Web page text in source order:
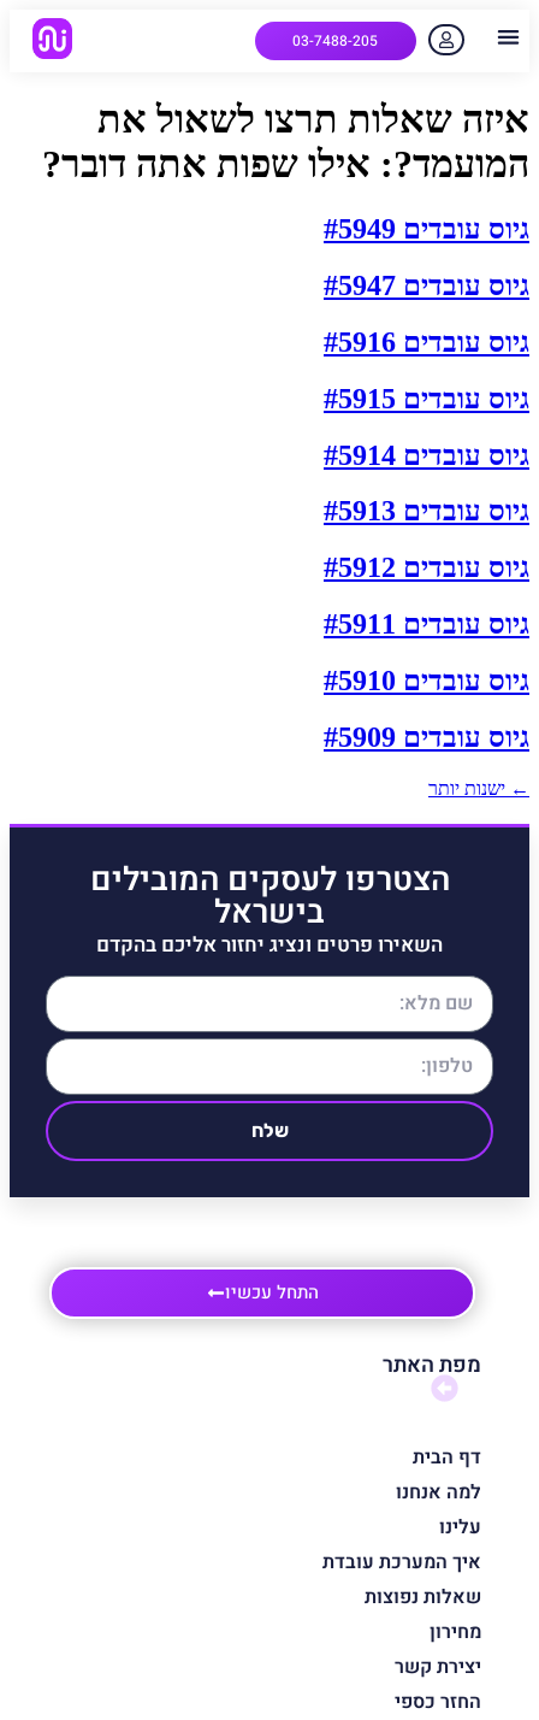
03-7488-205
איזה שאלות תרצו לשאול את
המועמד?: אילו שפות אתה דובר?
גיוס עובדים #5949
גיוס עובדים #5947
גיוס עובדים #5916
גיוס עובדים #5915
גיוס עובדים #5914
גיוס עובדים #5913
גיוס עובדים #5912
גיוס עובדים #5911
גיוס עובדים #5910
גיוס עובדים #5909
← ישנות יותר
הצטרפו לעסקים המובילים
בישראל
השאירו פרטים ונציג יחזור אליכם בהקדם
שלח
התחל עכשיו
מפת האתר
דף הבית
למה אנחנו
עלינו
איך המערכת עובדת
שאלות נפוצות
מחירון
יצירת קשר
החזר כספי